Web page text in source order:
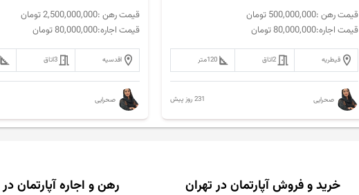
قیمت رهن :500,000,000 تومان
قیمت اجاره:80,000,000تومان
قیطریه 2اتاق 120متر
صحرایی 231 روز پیش
قیمت رهن :2,500,000,000تومان
قیمت اجاره:80,000,000تومان
اقدسیه 3اتاق
صحرایی
خرید و فروش آپارتمان در تهران رهن و اجاره آپارتمان